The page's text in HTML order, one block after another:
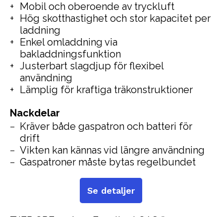
Mobil och oberoende av tryckluft
Hög skotthastighet och stor kapacitet per
laddning
Enkel omladdning via
bakladdningsfunktion
Justerbart slagdjup för flexibel
användning
Lämplig för kraftiga träkonstruktioner
Nackdelar
Kräver både gaspatron och batteri för
drift
Vikten kan kännas vid längre användning
Gaspatroner måste bytas regelbundet
Se detaljer